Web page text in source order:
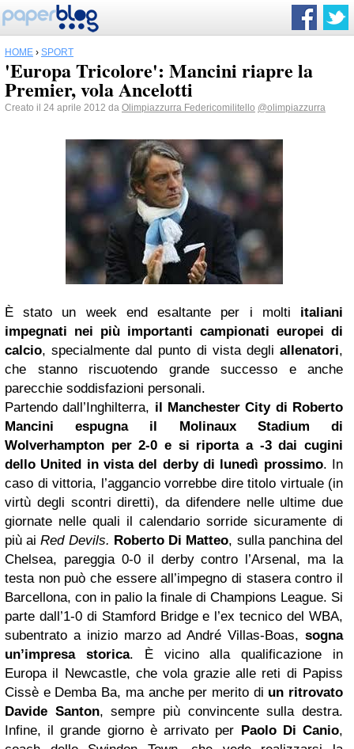
HOME › SPORT
'Europa Tricolore': Mancini riapre la
Premier, vola Ancelotti
Creato il 24 aprile 2012 da Olimpiazzurra Federicomilitello @olimpiazzurra
È stato un week end esaltante per i molti italiani
impegnati nei più importanti campionati europei di
calcio, specialmente dal punto di vista degli allenatori,
che stanno riscuotendo grande successo e anche
parecchie soddisfazioni personali.
Partendo dall’Inghilterra, il Manchester City di Roberto
Mancini espugna il Molinaux Stadium di
Wolverhampton per 2-0 e si riporta a -3 dai cugini
dello United in vista del derby di lunedì prossimo. In
caso di vittoria, l’aggancio vorrebbe dire titolo virtuale (in
virtù degli scontri diretti), da difendere nelle ultime due
giornate nelle quali il calendario sorride sicuramente di
più aiRed Devils. Roberto Di Matteo, sulla panchina del
Chelsea, pareggia 0-0 il derby contro l’Arsenal, ma la
testa non può che essere all’impegno di stasera contro il
Barcellona, con in palio la finale di Champions League. Si
parte dall’1-0 di Stamford Bridge e l’ex tecnico del WBA,
subentrato a inizio marzo ad André Villas-Boas, sogna
un’impresa storica. È vicino alla qualificazione in
Europa il Newcastle, che vola grazie alle reti di Papiss
Cissè e Demba Ba, ma anche per merito di un ritrovato
Davide Santon, sempre più convincente sulla destra.
Infine, il grande giorno è arrivato per Paolo Di Canio,